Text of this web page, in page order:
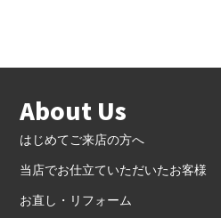
About Us
はじめてご来店の方へ
当店でお仕立ていただいたお客様
お直し・リフォーム